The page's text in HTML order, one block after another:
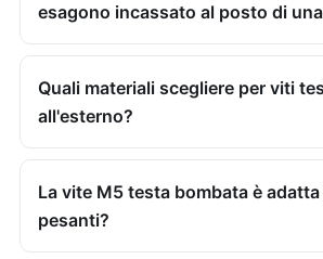
esagono incassato al posto di
Quali materiali scegliere per viti
all'esterno?
La vite M5 testa bombata è
pesanti?